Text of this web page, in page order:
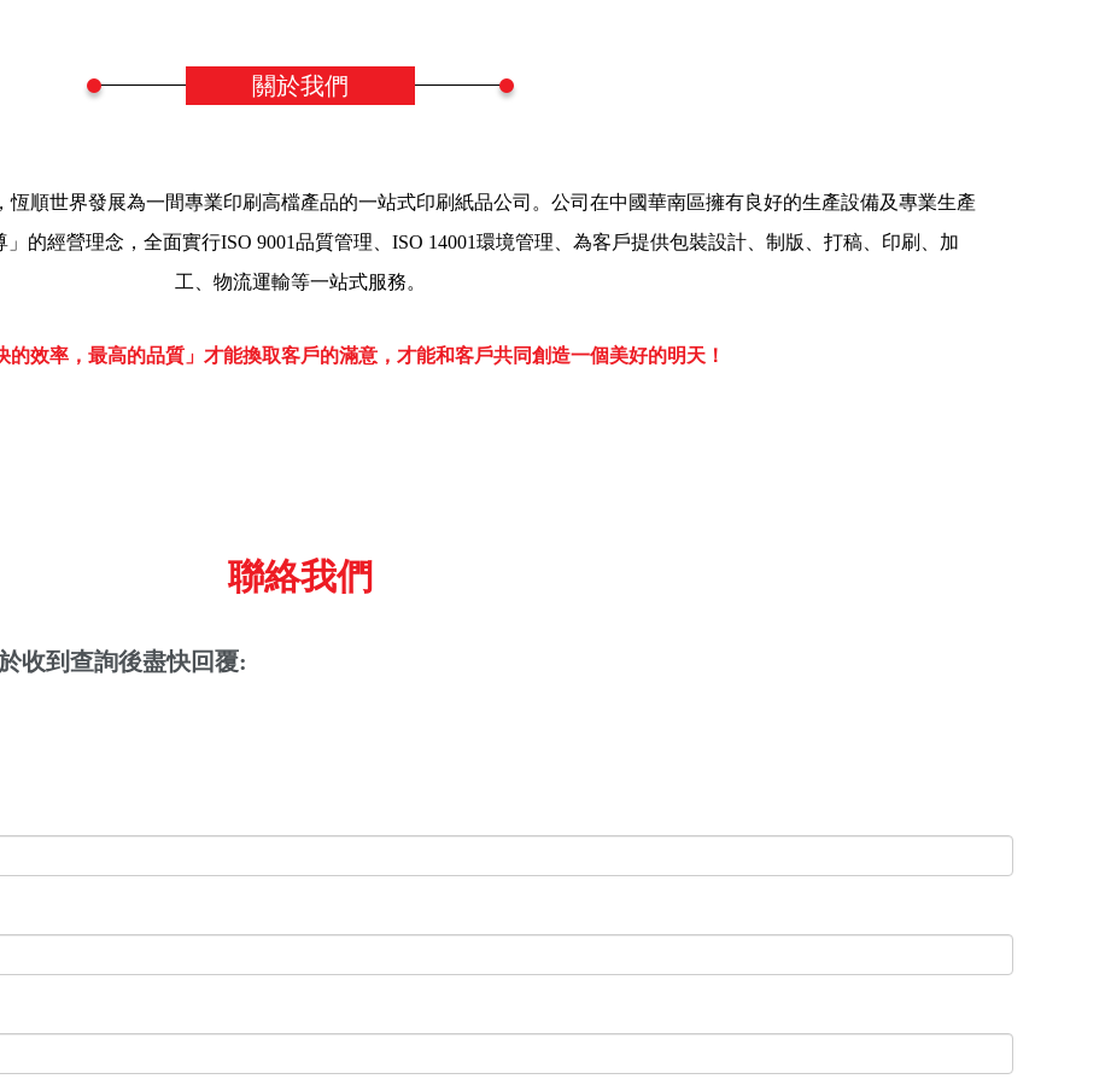
關於我們
恆順世界發展為一間專業印刷高檔產品的一站式印刷紙品公司。公司在中國華南區擁有良好的生產設備及專業生產
的經營理念，全面實行ISO 9001品質管理、ISO 14001環境管理、為客戶提供包裝設計、制版、打稿、印刷、加
工、物流運輸等一站式服務。
的效率，最高的品質」才能換取客戶的滿意，才能和客戶共同創造一個美好的明天！
聯絡我們
收到查詢後盡快回覆: